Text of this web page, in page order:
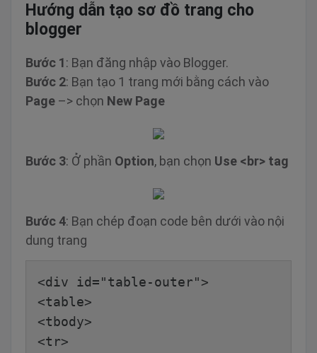
Hướng dẫn tạo sơ đồ trang cho
blogger
Bước 1: Bạn đăng nhập vào Blogger.
Bước 2: Bạn tạo 1 trang mới bằng cách vào
Page –> chọn New Page
Bước 3: Ở phần Option, bạn chọn Use <br> tag
Bước 4: Bạn chép đoạn code bên dưới vào nội
dung trang
<div id="table-outer">
<table>
<tbody>
<tr>